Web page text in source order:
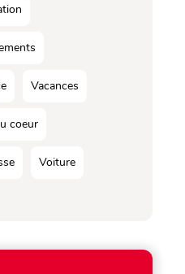
Vacances
coeur
Voiture